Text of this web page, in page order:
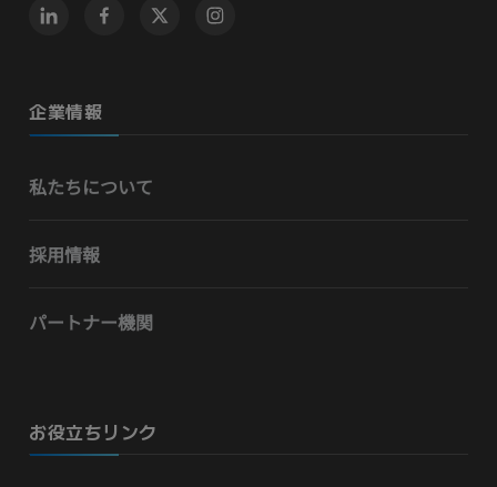
企業情報
私たちについて
採用情報
パートナー機関
お役立ちリンク